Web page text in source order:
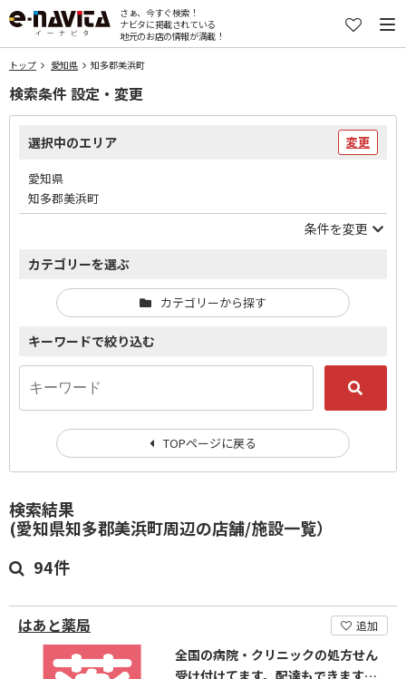
さぁ、今すぐ検索！
ナビタに掲載されている
地元のお店の情報が満載！
トップ 愛知県 知多郡美浜町
検索結果
(愛知県知多郡美浜町周辺の店舗/施設一覧）
94件
はあと薬局 追加
全国の病院・クリニックの処方せん
受け付けてます。配達もできます。
検索条件 設定・変更
選択中のエリア 変更
愛知県
知多郡美浜町
条件を変更
カテゴリーを選ぶ
カテゴリーから探す
キーワードで絞り込む
TOPページに戻る